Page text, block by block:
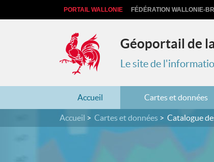
PORTAIL WALLONIE FÉDÉRATION WALLONIE-
Géoportail de
Le site de
Accueil Cartes et données
Accueil Cartes et données Catalogue